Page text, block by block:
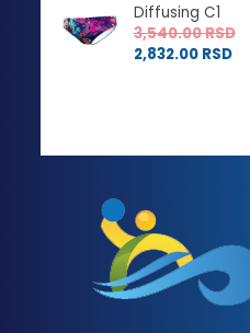
Diffusing C1
3,540.00RSD
2,832.00 RSD